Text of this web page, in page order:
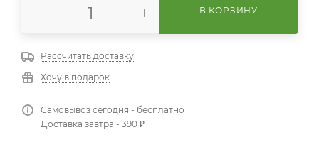
В КОРЗИНУ
Рассчитать доставку
Хочу в подарок
Самовывоз сегодня - бесплатно
Доставка завтра - 390 ₽